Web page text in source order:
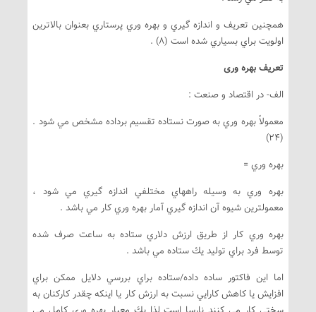
همچنين تعريف و اندازه گيري و بهره وري پرستاري بعنوان بالاترين
اولويت براي بسياري شده است (8) .
تعريف بهره وری
الف- در اقتصاد و صنعت :
معمولاً بهره وري به صورت نستاده تقسيم برداده مشخص مي شود .
(24)
بهره وري =
بهره وري به وسيله راههاي مختلفي اندازه گيري مي شود ،
معمولترين شيوه آن اندازه گيري آمار بهره وري كار مي باشد .
بهره وري كار از طريق ارزش دلاري ستاده به ساعت صرف شده
توسط فرد براي توليد يك ستاده مي باشد .
اما اين فاكتور ساده داده/ستاده براي بررسي دلايل ممكن براي
افزايش يا كاهش كارايي نسبت به ارزش كار يا اينكه چقدر كاركنان به